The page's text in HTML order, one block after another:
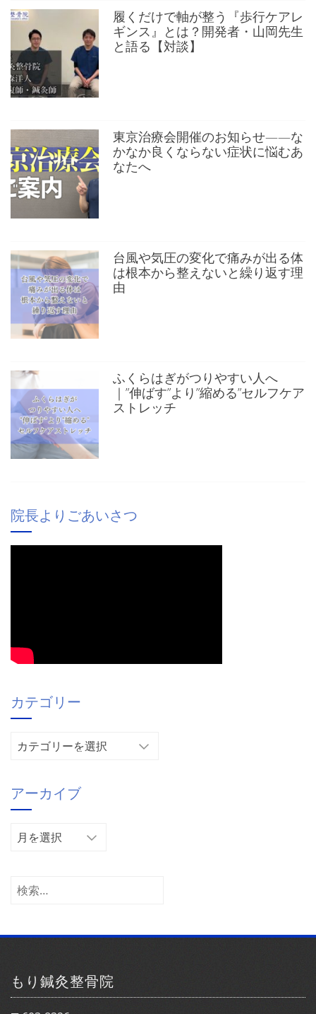
履くだけで軸が整う『歩行ケアレ
ギンス』とは？開発者・山岡先生
と語る【対談】
東京治療会開催のお知らせ——な
かなか良くならない症状に悩むあ
なたへ
台風や気圧の変化で痛みが出る体
は根本から整えないと繰り返す理
由
ふくらはぎがつりやすい人へ
｜”伸ばす”より”縮める”セルフケア
ストレッチ
院長よりごあいさつ
カテゴリー
リ
ー
アーカイブ
ア
イ
検
もり鍼灸整骨院